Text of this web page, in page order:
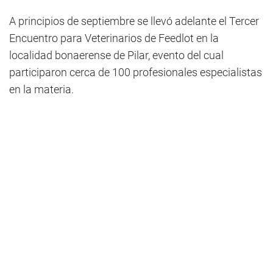
A principios de septiembre se llevó adelante el Tercer
Encuentro para Veterinarios de Feedlot en la
localidad bonaerense de Pilar, evento del cual
participaron cerca de 100 profesionales especialistas
en la materia.